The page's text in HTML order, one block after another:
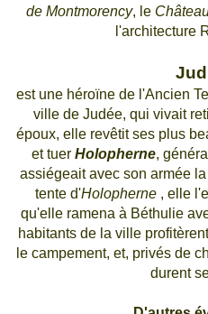
de Montmorency, le
l'architecture
est une héroïne de l'Ancien
ville de Judée, qui vivait
époux, elle revêtit ses plus
et tuer Holopherne,
assiégeait avec son armée
tente d'Holopherne , elle
qu'elle ramena à Béthulie
habitants de la ville
le campement, et, privés de
durent